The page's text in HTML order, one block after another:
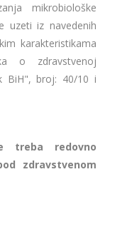
mikrobiološke
uzeti iz navedenih
karakteristikama
o zdravstvenoj
BiH", broj: 40/10 i
treba redovno
zdravstvenom